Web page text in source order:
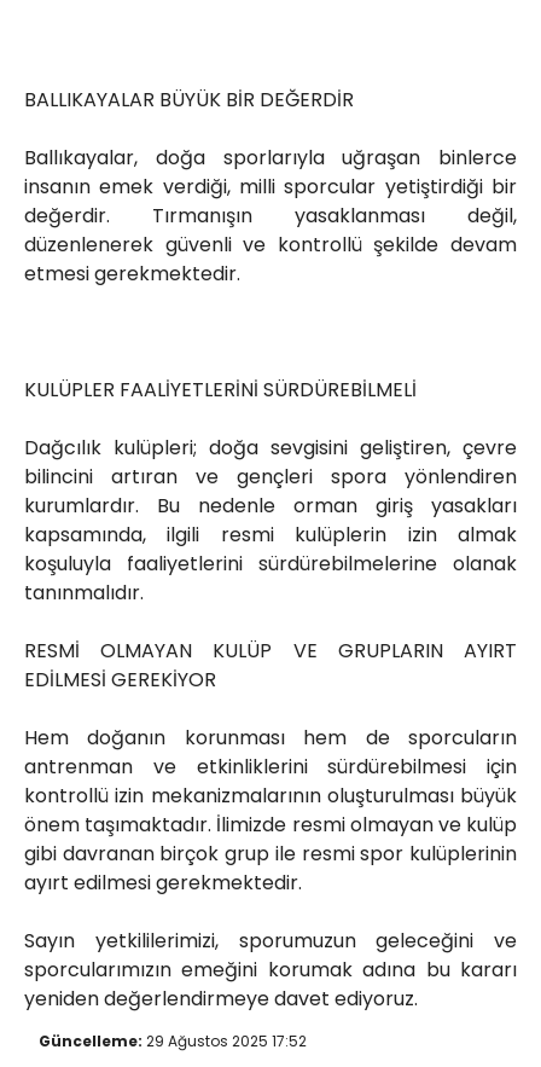
BALLIKAYALAR BÜYÜK BİR DEĞERDİR
Ballıkayalar, doğa sporlarıyla uğraşan binlerce
insanın emek verdiği, milli sporcular yetiştirdiği bir
değerdir. Tırmanışın yasaklanması değil,
düzenlenerek güvenli ve kontrollü şekilde devam
etmesi gerekmektedir.
KULÜPLER FAALİYETLERİNİ SÜRDÜREBİLMELİ
Dağcılık kulüpleri; doğa sevgisini geliştiren, çevre
bilincini artıran ve gençleri spora yönlendiren
kurumlardır. Bu nedenle orman giriş yasakları
kapsamında, ilgili resmi kulüplerin izin almak
koşuluyla faaliyetlerini sürdürebilmelerine olanak
tanınmalıdır.
RESMİ OLMAYAN KULÜP VE GRUPLARIN AYIRT
EDİLMESİ GEREKİYOR
Hem doğanın korunması hem de sporcuların
antrenman ve etkinliklerini sürdürebilmesi için
kontrollü izin mekanizmalarının oluşturulması büyük
önem taşımaktadır. İlimizde resmi olmayan ve kulüp
gibi davranan birçok grup ile resmi spor kulüplerinin
ayırt edilmesi gerekmektedir.
Sayın yetkililerimizi, sporumuzun geleceğini ve
sporcularımızın emeğini korumak adına bu kararı
yeniden değerlendirmeye davet ediyoruz.
Güncelleme: 29 Ağustos 2025 17:52